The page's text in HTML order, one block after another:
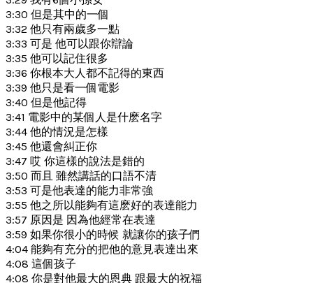
3:30 但是其中的一個
3:32 他只有兩歲多一點
3:33 可是 他可以跟你辯論
3:35 他可以記住很多
3:36 你根本大人都不記得的東西
3:39 他只是看一個電影
3:40 但是他記得
3:41 電影中的某個人是什麽名字
3:44 他的情況是怎樣
3:45 他還會糾正你
3:47 哎 你這樣的說法是錯的
3:50 而且 雖然講話的口語不清
3:53 可是他表達的能力非常強
3:55 他之所以能夠有這麽好的表達能力
3:57 原因是 因為他經常在表達
3:59 如果你很小的時候 就讓你的孩子們
4:04 能夠有充分的把他的意見表達出來
4:08 這個孩子
4:08 你是對他最大的恩典 跟最大的祝福